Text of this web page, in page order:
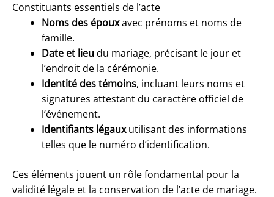
Constituants essentiels de l’acte
Noms des épouxavec prénoms et noms de
famille.
Date et lieudu mariage, précisant le jour et
l’endroit de la cérémonie.
Identité des témoins, incluant leurs noms et
signatures attestant du caractère officiel de
l’événement.
Identifiants légauxutilisant des informations
telles que le numéro d’identification.
Ces éléments jouent un rôle fondamental pour la
validité légale et la conservation de l’acte de mariage.